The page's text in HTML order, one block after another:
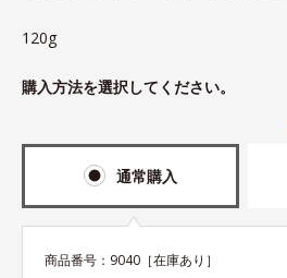
120g
購入方法を選択してください。
通常購入
商品番号： 9040 ［在庫あり］